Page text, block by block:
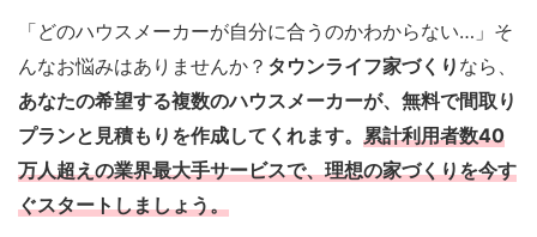
「どのハウスメーカーが自分に合うのかわからない…」そ
んなお悩みはありませんか？ タウンライフ家づくり なら、
あなたの希望する複数のハウスメーカーが、無料で間取り
プランと見積もりを作成してくれます。 累計利用者数40
万人超えの業界最大手サービスで、理想の家づくりを今す
ぐスタートしましょう。